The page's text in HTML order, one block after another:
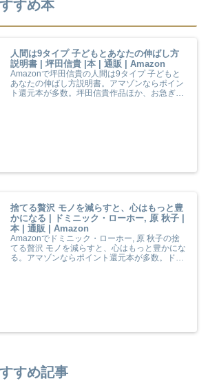
すめ本
人間は9タイプ 子どもとあなたの伸ばし方
説明書 | 坪田信貴 |本 | 通販 | Amazon
Amazonで坪田信貴の人間は9タイプ 子どもと
あなたの伸ばし方説明書。アマゾンならポイン
ト還元本が多数。坪田信貴作品ほか、お急ぎ便
捨てる贅沢 モノを減らすと、心はもっと豊
かになる | ドミニック・ローホー, 原 秋子 |
本 | 通販 | Amazon
Amazonでドミニック・ローホー, 原 秋子の捨
てる贅沢 モノを減らすと、心はもっと豊かにな
る。アマゾンならポイント還元本が多数。ドミ
すめ記事